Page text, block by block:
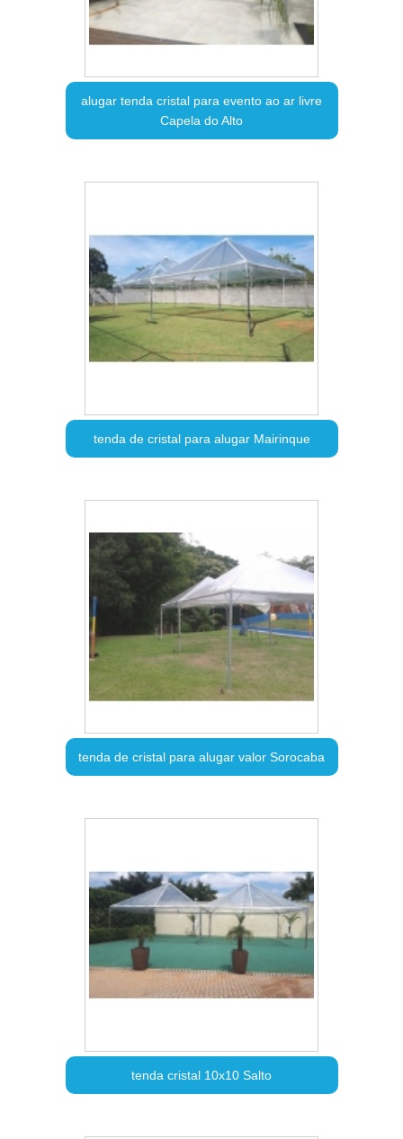
alugar tenda cristal para evento ao ar livre
Capela do Alto
tenda de cristal para alugar Mairinque
tenda de cristal para alugar valor Sorocaba
tenda cristal 10x10 Salto